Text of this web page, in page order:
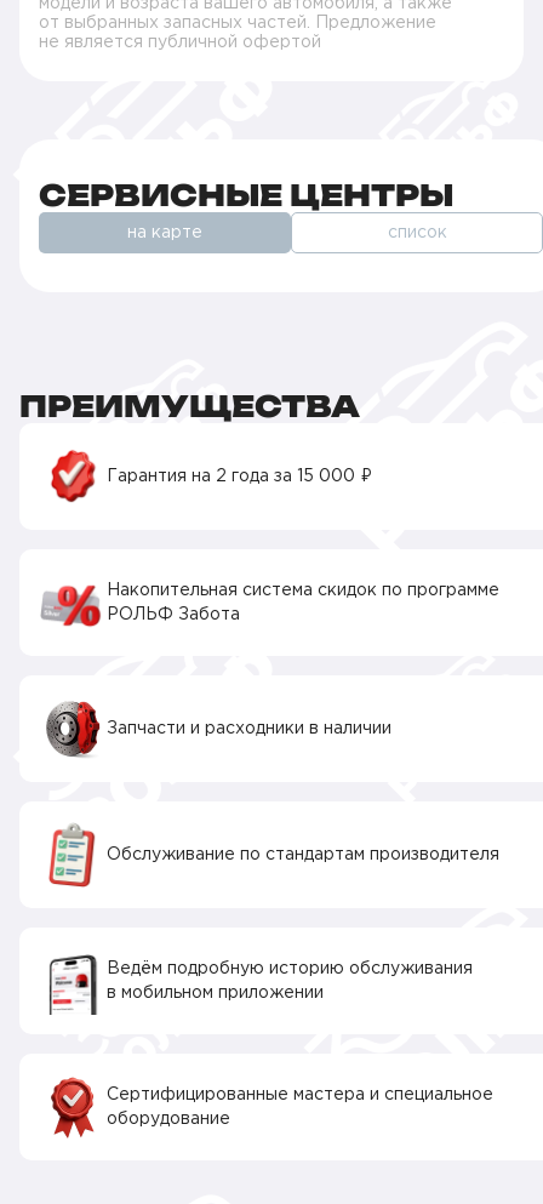
модели и возраста вашего автомобиля, а также
от выбранных запасных частей. Предложение
не является публичной офертой
СЕРВИСНЫЕ ЦЕНТРЫ
на карте список
ПРЕИМУЩЕСТВА
Гарантия на 2 года за 15 000 ₽
Накопительная система скидок по программе
РОЛЬФ Забота
Запчасти и расходники в наличии
Обслуживание по стандартам производителя
Ведём подробную историю обслуживания
в мобильном приложении
Сертифицированные мастера и специальное
оборудование